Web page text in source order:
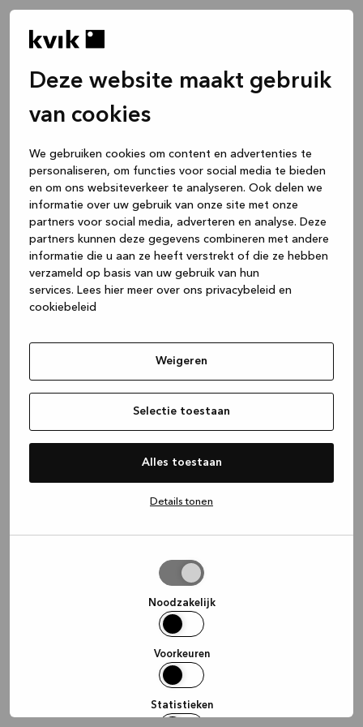
Deze website maakt gebruik
van cookies
We gebruiken cookies om content en advertenties te
personaliseren, om functies voor social media te bieden
en om ons websiteverkeer te analyseren. Ook delen we
informatie over uw gebruik van onze site met onze
partners voor social media, adverteren en analyse. Deze
partners kunnen deze gegevens combineren met andere
informatie die u aan ze heeft verstrekt of die ze hebben
verzameld op basis van uw gebruik van hun
services. Lees hier meer over ons privacybeleid en
cookiebeleid
Weigeren
Selectie toestaan
Alles toestaan
Details tonen
Noodzakelijk
Voorkeuren
Statistieken
(see the browser console for more
information).